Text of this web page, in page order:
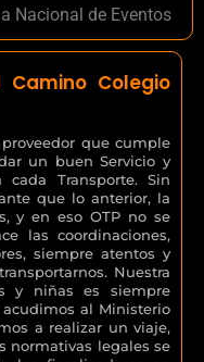
Nacional de Eventos
Colegio
que cumple
un buen Servicio y
Transporte. Sin
que lo anterior, la
y en eso OTP no se
las coordinaciones,
siempre atentos y
Nuestra
y niñas es siempre
acudimos al Ministerio
a realizar un viaje,
normativas legales se